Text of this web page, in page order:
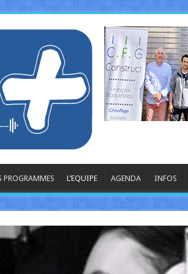
PROGRAMMES L’EQUIPE AGENDA INFOS